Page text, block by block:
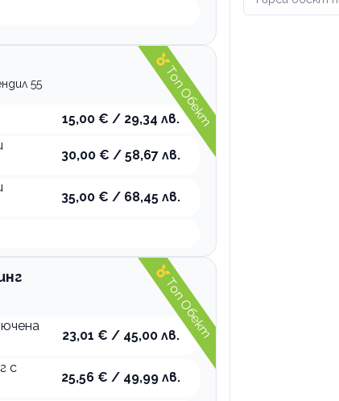
55
15,00 € / 29,34 лв.
30,00 € / 58,67 лв.
35,00 € / 68,45 лв.
Топ Обект
23,01 € / 45,00 лв.
с
25,56 € / 49,99 лв.
Топ Обект